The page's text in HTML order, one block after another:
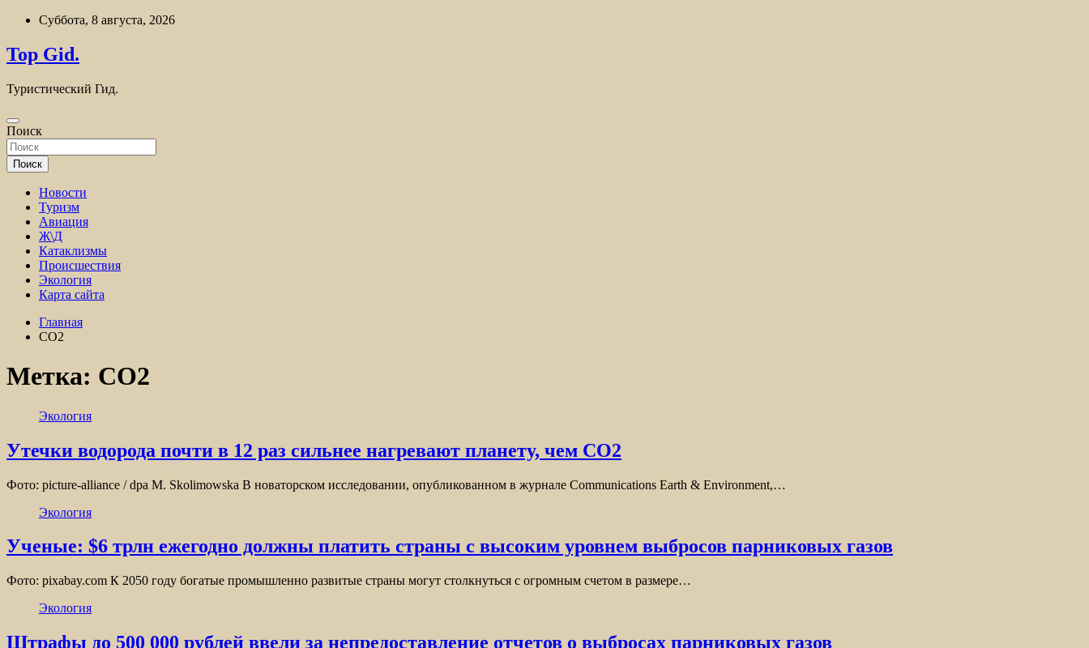
Перейти
содержимому
Суббота, 8 августа, 2026
Top Gid.
Туристический Гид.
Поиск
Поиск
Новости
Туризм
Авиация
Ж\Д
Катаклизмы
Происшествия
Экология
Карта сайта
Главная
CO2
Метка: CO2
Экология
Утечки водорода почти в 12 раз сильнее нагревают планету, чем CO2
Фото: picture-alliance / dpa M. Skolimowska В новаторском исследовании, опубликованном в журнале Communications Earth & Environment,…
Экология
Ученые: $6 трлн ежегодно должны платить страны с высоким уровнем выбросов парниковых газов
Фото: pixabay.com К 2050 году богатые промышленно развитые страны могут столкнуться с огромным счетом в размере…
Экология
Штрафы до 500 000 рублей ввели за непредоставление отчетов о выбросах парниковых газов